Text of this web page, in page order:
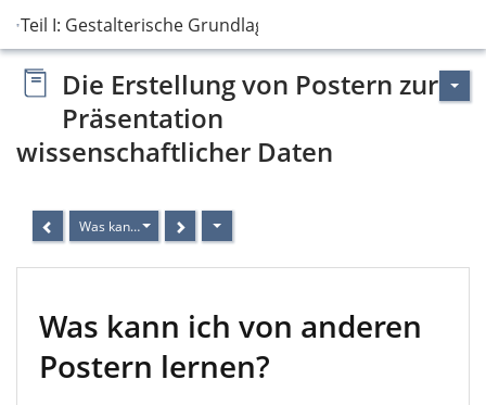
Teil I: Gestalterische Grundlagen
Die Erstellung von Postern zur
Präsentation
wissenschaftlicher Daten
Was kann ich von anderen Postern lernen?
Was kann ich von anderen
Postern lernen?